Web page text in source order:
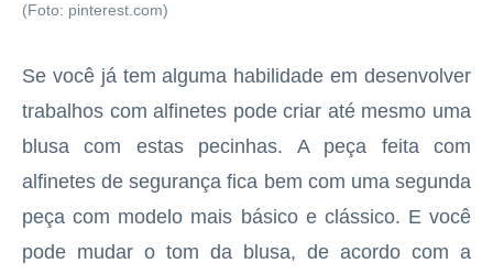
(Foto: pinterest.com)
Se você já tem alguma habilidade em desenvolver
trabalhos com alfinetes pode criar até mesmo uma
blusa com estas pecinhas. A peça feita com
alfinetes de segurança fica bem com uma segunda
peça com modelo mais básico e clássico. E você
pode mudar o tom da blusa, de acordo com a